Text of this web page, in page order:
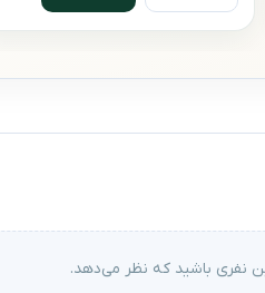
نفری باشید که نظر می‌دهد.